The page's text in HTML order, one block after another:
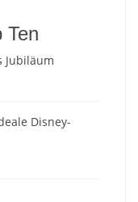
Ten
Jubiläum
Disney-